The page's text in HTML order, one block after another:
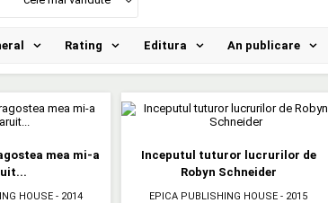
Rating Editura An publicare
mea mi-a
HOUSE - 2014
Inceputul tuturor lucrurilor de
Robyn Schneider
EPICA PUBLISHING HOUSE - 2015